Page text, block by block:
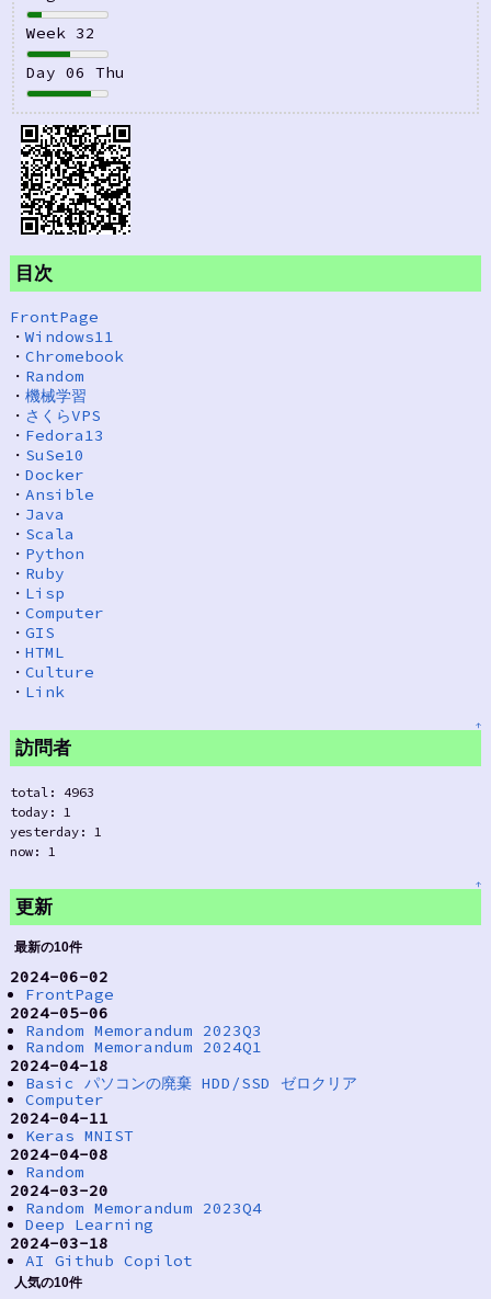
Week 32
Day 06 Thu
目次
FrontPage
・Windows11
・ Chromebook
・ Random
・ 機械学習
・ さくらVPS
・ Fedora13
・ SuSe10
・ Docker
・ Ansible
・ Java
・ Scala
・ Python
・ Ruby
・ Lisp
・ Computer
・ GIS
・ HTML
・ Culture
・ Link
↑
訪問者
total: 4963
today: 1
yesterday: 1
now: 1
↑
更新
最新の10件
2024-06-02
FrontPage
2024-05-06
Random Memorandum 2023Q3
Random Memorandum 2024Q1
2024-04-18
Basic パソコンの廃棄 HDD/SSD ゼロクリア
Computer
2024-04-11
Keras MNIST
2024-04-08
Random
2024-03-20
Random Memorandum 2023Q4
Deep Learning
2024-03-18
AI Github Copilot
人気の10件